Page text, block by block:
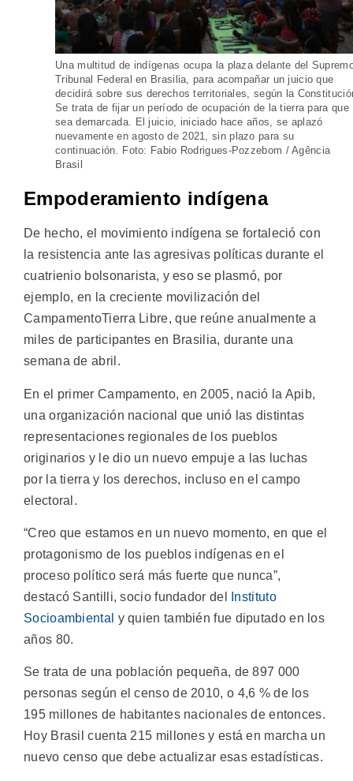
Una multitud de indígenas ocupa la plaza delante del
Tribunal Federal en Brasilia, para acompañar un juicio que
decidirá sobre sus derechos territoriales, según la
Se trata de fijar un período de ocupación de la tierra para que
sea demarcada. El juicio, iniciado hace años, se aplazó
nuevamente en agosto de 2021, sin plazo para su
continuación. Foto: Fabio Rodrigues-Pozzebom / Agência
Brasil
Empoderamiento indígena
De hecho, el movimiento indígena se fortaleció con
la resistencia ante las agresivas políticas durante el
cuatrienio bolsonarista, y eso se plasmó, por
ejemplo, en la creciente movilización del
CampamentoTierra Libre, que reúne anualmente a
miles de participantes en Brasilia, durante una
semana de abril.
En el primer Campamento, en 2005, nació la Apib,
una organización nacional que unió las distintas
representaciones regionales de los pueblos
originarios y le dio un nuevo empuje a las luchas
por la tierra y los derechos, incluso en el campo
electoral.
“Creo que estamos en un nuevo momento, en que el
protagonismo de los pueblos indígenas en el
proceso político será más fuerte que nunca”,
destacó Santilli, socio fundador del
Instituto
Socioambiental y quien también fue diputado en los
años 80.
Se trata de una población pequeña, de 897 000
personas según el censo de 2010, o 4,6 % de los
195 millones de habitantes nacionales de entonces.
Hoy Brasil cuenta 215 millones y está en marcha un
nuevo censo que debe actualizar esas estadísticas.